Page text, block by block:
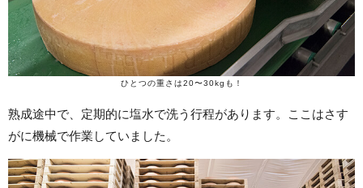
ひとつの重さは20〜30kgも！
熟成途中で、定期的に塩水で洗う行程があります。ここはさす
がに機械で作業していました。